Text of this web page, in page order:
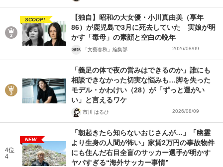
SCOOP!
【独自】昭和の大女優・小川真由美（享年
86）が鹿児島で3月に死去していた 実娘が明
かす「毒母」の素顔と空白の晩年
「文藝春秋」編集部 2026/08/09
「義足の体で夜の営みはできるのか」誰にも
相談できなかった切実な悩みも…脚を失った
モデル・かわけい（28）が「ずっと運がい
い」と言えるワケ
市川 はるひ 2026/08/09
4位
4
NEW
「朝起きたら知らないおじさんが…」「幽霊
より生身の人間が怖い」家賃2万円の事故物件
にも住んだ右目全盲のサッカー選手が明かす
ヤバすぎる“海外サッカー事情”